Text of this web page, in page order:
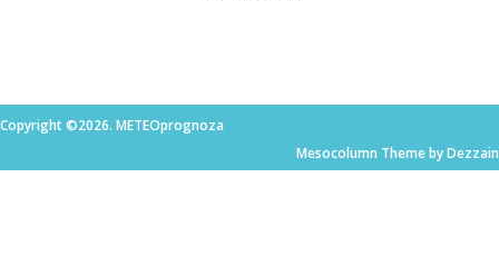
Copyright ©2026. METEOprognoza
Mesocolumn Theme by Dezzain